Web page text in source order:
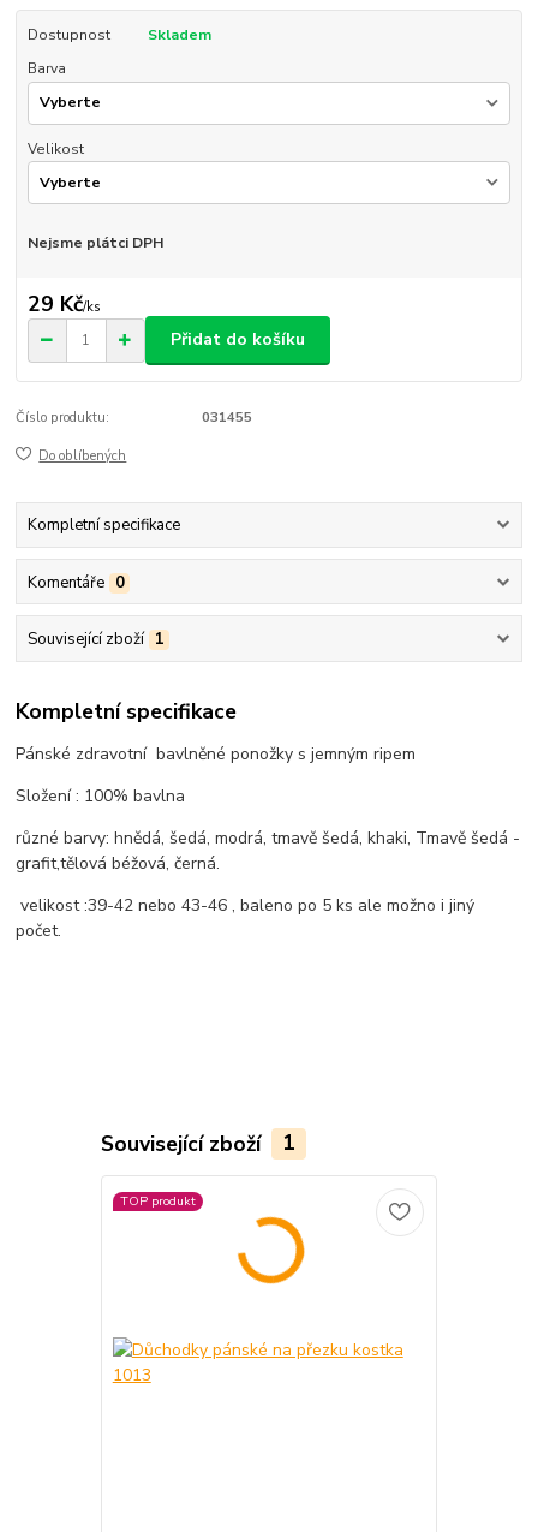
Dostupnost
Skladem
Barva
Velikost
Nejsme plátci DPH
29 Kč/ks
Přidat do košíku
Číslo produktu: 031455
Do oblíbených
Kompletní specifikace
Komentáře 0
Související zboží 1
Kompletní specifikace
Pánské zdravotní bavlněné ponožky s jemným ripem
Složení : 100% bavlna
různé barvy: hnědá, šedá, modrá, tmavě šedá, khaki, Tmavě šedá -
grafit,tělová béžová, černá.
velikost :39-42 nebo 43-46 , baleno po 5 ks ale možno i jiný
počet.
Související zboží 1
TOP produkt